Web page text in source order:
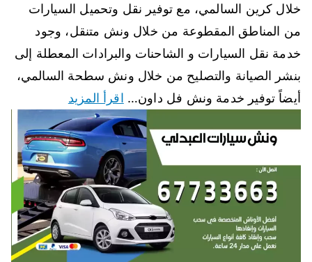
خلال كرين السالمي، مع توفير نقل وتحميل السيارات
من المناطق المقطوعة من خلال ونش متنقل، وجود
خدمة نقل السيارات و الشاحنات والبرادات المعطلة إلى
بنشر الصيانة والتصليح من خلال ونش سطحة السالمي،
أيضاً توفير خدمة ونش فل داون… اقرأ المزيد